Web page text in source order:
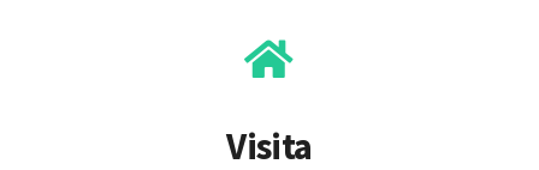
Visita